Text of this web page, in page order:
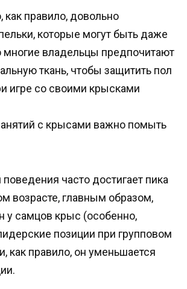
как правило, довольно
которые могут быть даже
многие владельцы предпочитают
ткань, чтобы защитить пол
игре со своими крысками
с крысами важно помыть
часто достигает пика
возрасте, главным образом,
у самцов крыс (особенно,
позиции при групповом
как правило, он уменьшается